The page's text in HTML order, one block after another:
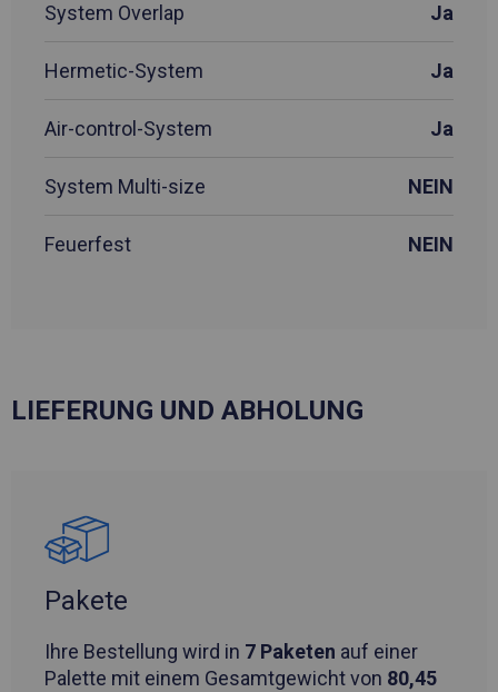
System Overlap Ja
Hermetic-System Ja
Air-control-System Ja
System Multi-size NEIN
Feuerfest NEIN
LIEFERUNG UND ABHOLUNG
Pakete
Ihre Bestellung wird in 7 Paketen auf einer
Palette mit einem Gesamtgewicht von 80,45